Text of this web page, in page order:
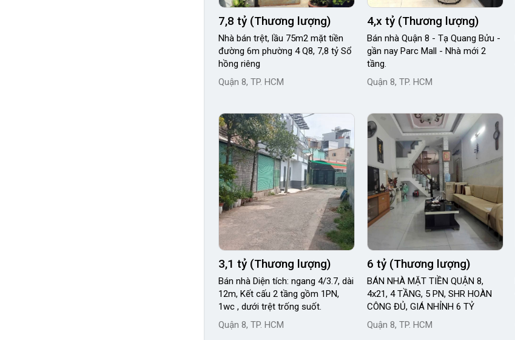
7,8 tỷ (Thương lượng)
Nhà bán trệt, lầu 75m2 mặt tiền
đường 6m phường 4 Q8, 7,8 tỷ Sổ
hồng riêng
Quận 8, TP. HCM
4,x tỷ (Thương lượng)
Bán nhà Quận 8 - Tạ Quang Bửu -
gần nay Parc Mall - Nhà mới 2
tầng.
Quận 8, TP. HCM
3,1 tỷ (Thương lượng)
Bán nhà Diện tích: ngang 4/3.7, dài
12m, Kết cấu 2 tầng gồm 1PN,
1wc , dưới trệt trống suốt.
Quận 8, TP. HCM
6 tỷ (Thương lượng)
BÁN NHÀ MẶT TIỀN QUẬN 8,
4x21, 4 TẦNG, 5 PN, SHR HOÀN
CÔNG ĐỦ, GIÁ NHỈNH 6 TỶ
Quận 8, TP. HCM